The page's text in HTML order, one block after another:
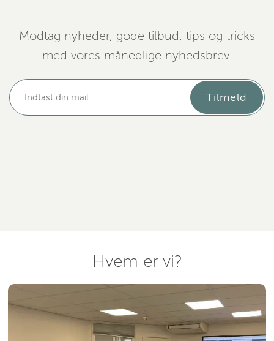
Modtag nyheder, gode tilbud, tips og tricks
med vores månedlige nyhedsbrev.
Tilmeld
Hvem er vi?